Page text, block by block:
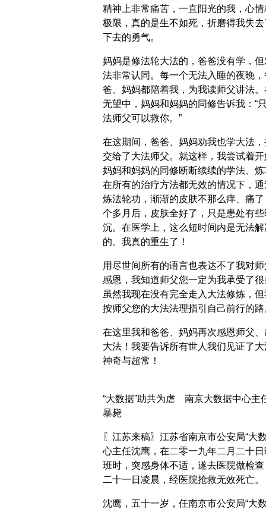
精神上非常痛苦，一直阳光的我，心情
极限，真的是生不如死，折磨得我失去
下去的勇气。
妈妈是修法轮大法的，爸爸没有学，但
法非常认同。每一个无法入睡的夜晚，
爸、妈妈都陪着我，为我读师父讲法。
无望中，妈妈和妈妈的同修告诉我：“
法师父可以救你。”
在这期间，爸爸、妈妈劝我也学大法，
交给了大法师父。就这样，我尝试着开
妈妈和妈妈的同修断断续续的学法、炼
在所有的治疗方法都无效的情况下，通
炼法轮功，渐渐的皮肤不那么痒、痛了
个多月后，皮肤全好了，只是患处有些
沉。在医学上，这么短时间内是无法解
的。我真的重生了！
用尽世间所有的语言也表达不了我对
感恩，我知道师父您一定为我承受了很
虽然我现在没有完全走入大法修炼，
按师父您的大法法理指引自己前行的路
在这里我和爸爸、妈妈再次感恩师父、
大法！我要告诉所有世人我们见证了大
神奇与超常！
“大数据”助共为虐 南京大数据中心主
暴毙
〖江苏来稿〗江苏省南京市公安局“大
心主任沈鹰，在二零一九年二月二十日
班时，突感身体不适，遂去医院做检查
二十一日凌晨，经医院抢救无效死亡。
沈鹰，五十一岁，任南京市公安局“大